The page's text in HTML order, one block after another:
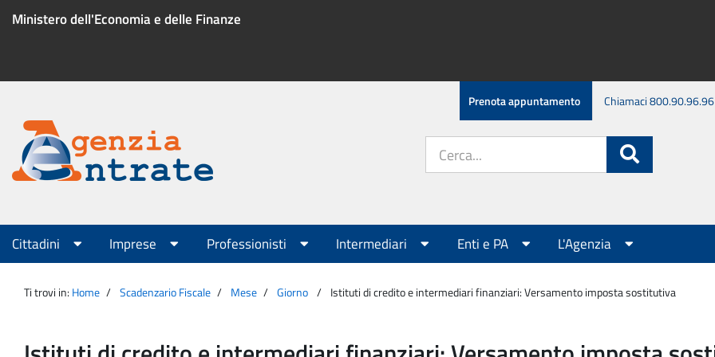
Ministero dell'Economia e delle Finanze
Menu
servizio
Prenota appuntamento Chiamaci 800.90.96.96
Agenzia
Entrate
sito:
Menu
principale
Cittadini Imprese Professionisti Intermediari Enti e PA L'Agenzia
Ti trovi in: Home Scadenzario Fiscale Mese Giorno Istituti di credito e intermediari finanziari: Versamento imposta sostitutiva